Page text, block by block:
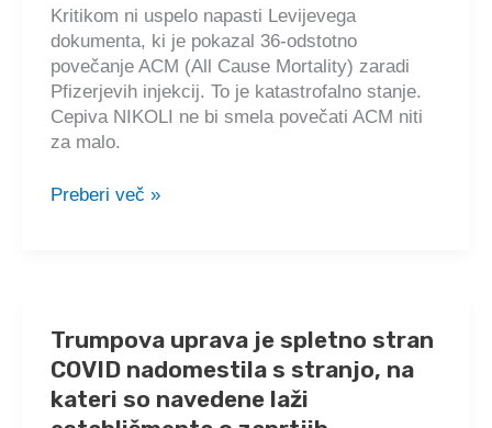
treba
trpeti
omejitev
umirajoče
SZO“
🇸🇮
Kritikom ni uspelo napasti Levijevega
dokumenta, ki je pokazal 36-odstotno
povečanje ACM (All Cause Mortality) zaradi
Pfizerjevih injekcij. To je katastrofalno stanje.
Cepiva NIKOLI ne bi smela povečati ACM niti
za malo.
Vsak
moral
pozvati
k
takojšnji
Preberi več »
Trumpova uprava je spletno stran
COVID nadomestila s stranjo, na
kateri so navedene laži